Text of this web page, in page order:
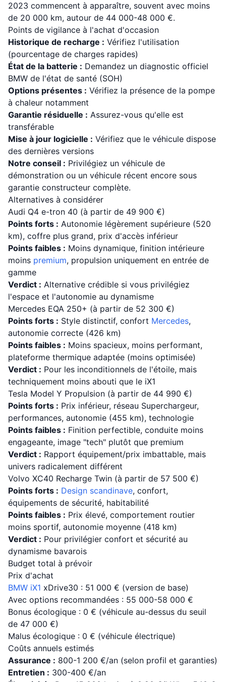
2023 commencent à apparaître, souvent avec moins
de 20 000 km, autour de 44 000-48 000 €.
Points de vigilance à l'achat d'occasion
Historique de recharge : Vérifiez l'utilisation
(pourcentage de charges rapides)
État de la batterie : Demandez un diagnostic officiel
BMW de l'état de santé (SOH)
Options présentes : Vérifiez la présence de la pompe
à chaleur notamment
Garantie résiduelle : Assurez-vous qu'elle est
transférable
Mise à jour logicielle : Vérifiez que le véhicule dispose
des dernières versions
Notre conseil : Privilégiez un véhicule de
démonstration ou un véhicule récent encore sous
garantie constructeur complète.
Alternatives à considérer
Audi Q4 e-tron 40 (à partir de 49 900 €)
Points forts : Autonomie légèrement supérieure (520
km), coffre plus grand, prix d'accès inférieur
Points faibles : Moins dynamique, finition intérieure
moins premium, propulsion uniquement en entrée de
gamme
Verdict : Alternative crédible si vous privilégiez
l'espace et l'autonomie au dynamisme
Mercedes EQA 250+ (à partir de 52 300 €)
Points forts : Style distinctif, confort Mercedes,
autonomie correcte (426 km)
Points faibles : Moins spacieux, moins performant,
plateforme thermique adaptée (moins optimisée)
Verdict : Pour les inconditionnels de l'étoile, mais
techniquement moins abouti que le iX1
Tesla Model Y Propulsion (à partir de 44 990 €)
Points forts : Prix inférieur, réseau Superchargeur,
performances, autonomie (455 km), technologie
Points faibles : Finition perfectible, conduite moins
engageante, image "tech" plutôt que premium
Verdict : Rapport équipement/prix imbattable, mais
univers radicalement différent
Volvo XC40 Recharge Twin (à partir de 57 500 €)
Points forts : Design scandinave, confort,
équipements de sécurité, habitabilité
Points faibles : Prix élevé, comportement routier
moins sportif, autonomie moyenne (418 km)
Verdict : Pour privilégier confort et sécurité au
dynamisme bavarois
Budget total à prévoir
Prix d'achat
BMW iX1 xDrive30 : 51 000 € (version de base)
Avec options recommandées : 55 000-58 000 €
Bonus écologique : 0 € (véhicule au-dessus du seuil
de 47 000 €)
Malus écologique : 0 € (véhicule électrique)
Coûts annuels estimés
Assurance : 800-1 200 €/an (selon profil et garanties)
Entretien : 300-400 €/an